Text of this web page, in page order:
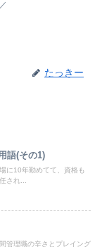
たっきー
語(その1)
に10年勤めてて、資格も
され...
管理職の辛さとプレイング